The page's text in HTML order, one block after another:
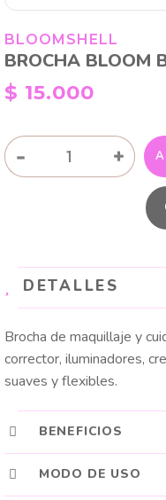
BLOOMSHELL
BROCHA BLOOM
$ 15.000
-
BLOOM
+
DETALLES
Brocha de maquillaje y
corrector, iluminadores,
suaves y flexibles.
BENEFICIOS
MODO DE USO